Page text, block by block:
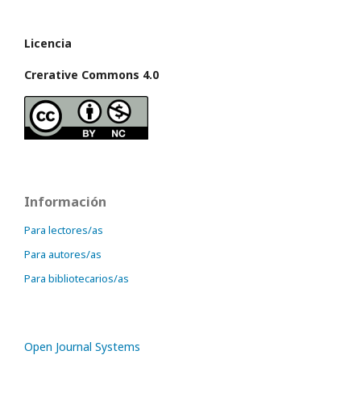
Licencia
Crerative Commons 4.0
Información
Para lectores/as
Para autores/as
Para bibliotecarios/as
Open Journal Systems